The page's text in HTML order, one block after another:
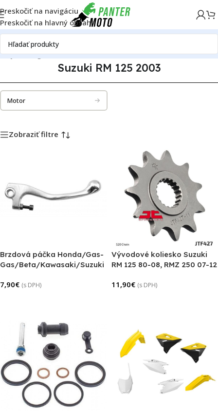
Preskočiť na navigáciu
Preskočiť na hlavný obsah
Katalóg motoriekSuzukiSuzuki RM 125Suzuki RM 125 2003
Suzuki RM 125 2003
Motor
Zobraziť filtre
Brzdová páčka Honda/Gas-
Gas/Beta/Kawasaki/Suzuki
7,90€ (s DPH)
Vývodové koliesko Suzuki
RM 125 80-08, RMZ 250 07-12
11,90€ (s DPH)